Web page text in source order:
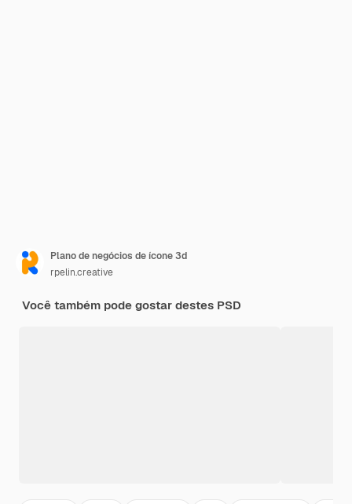
Plano de negócios de ícone 3d
rpelin.creative
Você também pode gostar destes PSD